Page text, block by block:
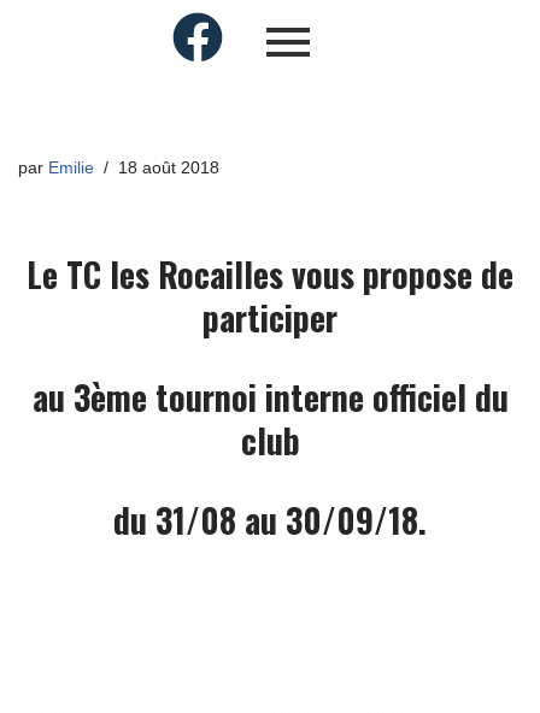
par Emilie 18 août 2018
Le TC les Rocailles vous propose de
participer
au 3ème tournoi interne officiel du
club
du 31/08 au 30/09/18.